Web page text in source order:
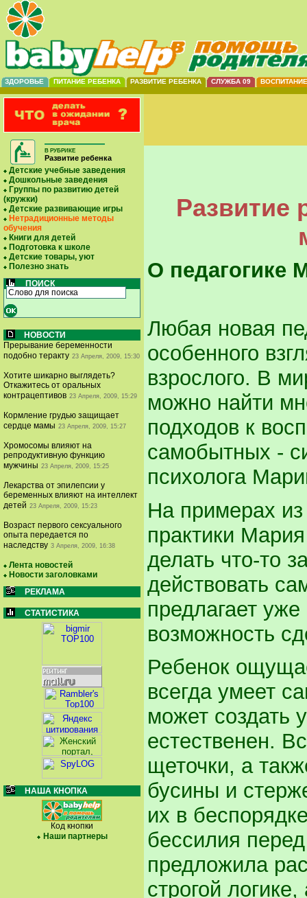
ЗДОРОВЬЕ ПИТАНИЕ РЕБЕНКА РАЗВИТИЕ РЕБЕНКА СЛУЖБА 09 ВОСПИТАНИЕ
В РУБРИКЕ
Развитие ребенка
Детские учебные заведения
Дошкольные заведения
Группы по развитию детей
(кружки)
Детские развивающие игры
Нетрадиционные методы
обучения
Книги для детей
Подготовка к школе
Детские товары, уют
Полезно знать
ПОИСК
НОВОСТИ
Прерывание беременности
подобно теракту 23 Апреля, 2009, 15:30
Хотите шикарно выглядеть?
Откажитесь от оральных
контрацептивов 23 Апреля, 2009, 15:29
Кормление грудью защищает
сердце мамы 23 Апреля, 2009, 15:27
Хромосомы влияют на
репродуктивную функцию
мужчины 23 Апреля, 2009, 15:25
Лекарства от эпилепсии у
беременных влияют на интеллект
детей 23 Апреля, 2009, 15:23
Возраст первого сексуального
опыта передается по
наследству 3 Апреля, 2009, 16:38
Лента новостей
Новости заголовками
РЕКЛАМА
СТАТИСТИКА
НАША КНОПКА
Код кнопки
Наши партнеры
Развитие
О педагогике
Любая новая
особенного
взрослого. В
можно найти
подходов к
самобытных -
психолога
На примерах из
практики
делать что-то
действовать
предлагает
возможность
Ребенок
всегда умеет
может создать
естественен.
щеточки, а
бусины и
их в
бессилия
предложила
строгой